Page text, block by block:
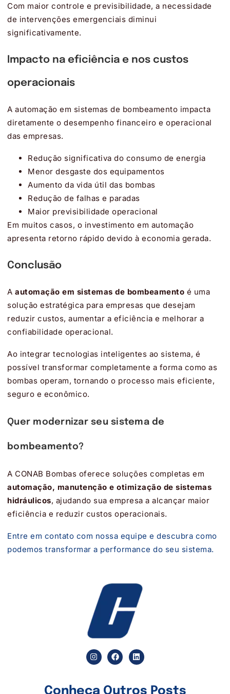
Com maior controle e previsibilidade, a necessidade
de intervenções emergenciais diminui
significativamente.
Impacto na eficiência e nos custos
operacionais
A automação em sistemas de bombeamento impacta
diretamente o desempenho financeiro e operacional
das empresas.
Redução significativa do consumo de energia
Menor desgaste dos equipamentos
Aumento da vida útil das bombas
Redução de falhas e paradas
Maior previsibilidade operacional
Em muitos casos, o investimento em automação
apresenta retorno rápido devido à economia gerada.
Conclusão
A automação em sistemas de bombeamento é uma
solução estratégica para empresas que desejam
reduzir custos, aumentar a eficiência e melhorar a
confiabilidade operacional.
Ao integrar tecnologias inteligentes ao sistema, é
possível transformar completamente a forma como as
bombas operam, tornando o processo mais eficiente,
seguro e econômico.
Quer modernizar seu sistema de
bombeamento?
A CONAB Bombas oferece soluções completas em
automação, manutenção e otimização de sistemas
hidráulicos, ajudando sua empresa a alcançar maior
eficiência e reduzir custos operacionais.
Entre em contato com nossa equipe e descubra como
podemos transformar a performance do seu sistema.
Conheça Outros Posts